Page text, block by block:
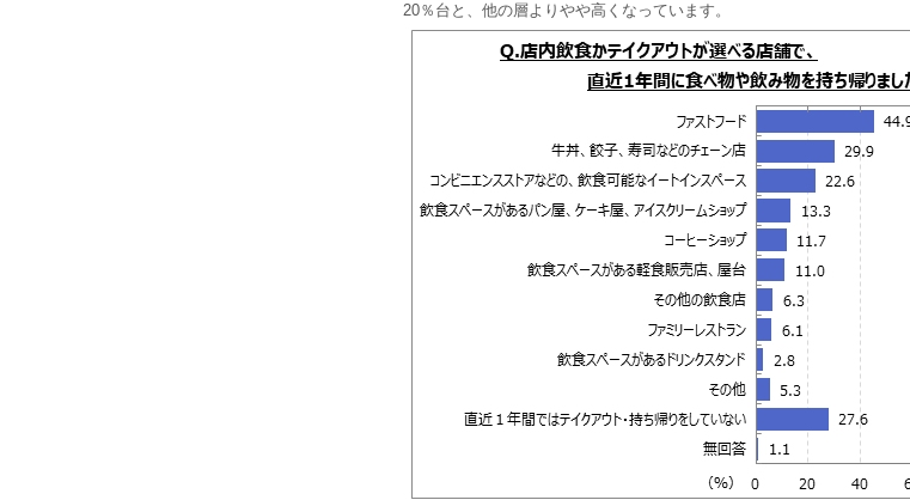
20％台と、他の層よりやや高くなっています。